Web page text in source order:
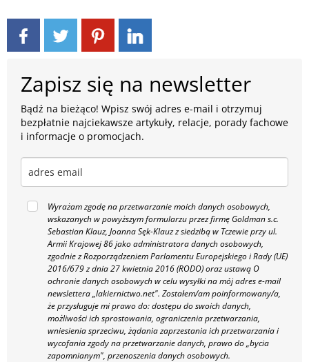
Zapisz się na newsletter
Bądź na bieżąco! Wpisz swój adres e-mail i otrzymuj
bezpłatnie najciekawsze artykuły, relacje, porady fachowe
i informacje o promocjach.
Wyrażam zgodę na przetwarzanie moich danych osobowych,
wskazanych w powyższym formularzu przez firmę Goldman s.c.
Sebastian Klauz, Joanna Sęk-Klauz z siedzibą w Tczewie przy ul.
Armii Krajowej 86 jako administratora danych osobowych,
zgodnie z Rozporządzeniem Parlamentu Europejskiego i Rady (UE)
2016/679 z dnia 27 kwietnia 2016 (RODO) oraz ustawą O
ochronie danych osobowych w celu wysyłki na mój adres e-mail
newslettera „lakiernictwo.net". Zostałem/am poinformowany/a,
że przysługuje mi prawo do: dostępu do swoich danych,
możliwości ich sprostowania, ograniczenia przetwarzania,
wniesienia sprzeciwu, żądania zaprzestania ich przetwarzania i
wycofania zgody na przetwarzanie danych, prawo do „bycia
zapomnianym", przenoszenia danych osobowych.